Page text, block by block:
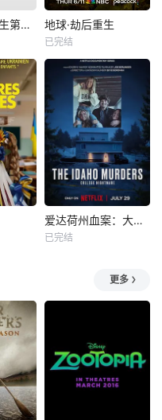
闪闪的儿科医生第四季 地球·劫后重生
已完结
爱达荷州血案：大学梦魇
已完结
更多